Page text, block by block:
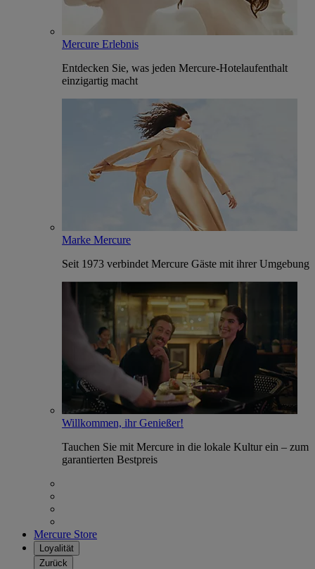
Mercure Erlebnis
Entdecken Sie, was jeden Mercure-Hotelaufenthalt
einzigartig macht
Marke Mercure
Seit 1973 verbindet Mercure Gäste mit ihrer Umgebung
Willkommen, ihr Genießer!
Tauchen Sie mit Mercure in die lokale Kultur ein – zum
garantierten Bestpreis
Mercure Store
Loyalität
Zurück